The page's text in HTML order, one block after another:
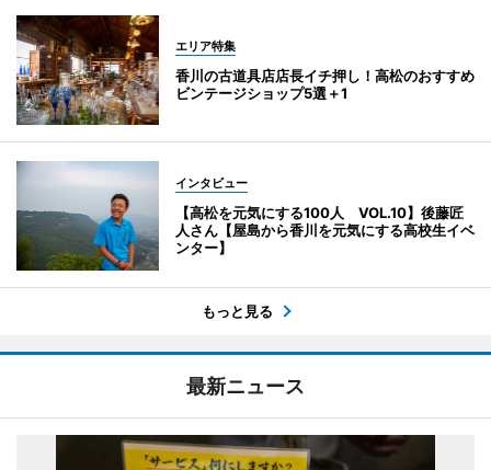
エリア特集
香川の古道具店店長イチ押し！高松のおすすめ
ビンテージショップ5選＋1
インタビュー
【高松を元気にする100人 VOL.10】後藤匠
人さん【屋島から香川を元気にする高校生イベ
ンター】
もっと見る
最新ニュース